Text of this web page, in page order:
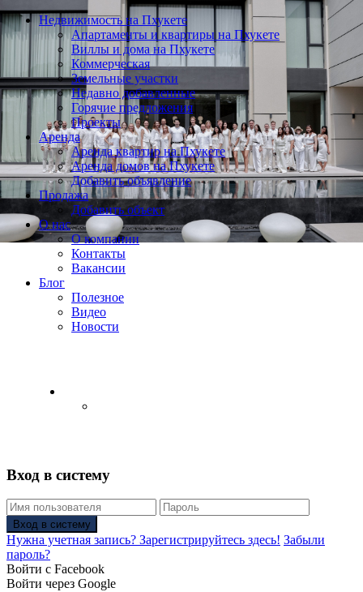
Недвижимость на Пхукете
Апартаменты и квартиры на Пхукете
Виллы и дома на Пхукете
Коммерческая
Земельные участки
Недавно добавленные
Горячие предложения
Проекты
Аренда
Аренда квартир на Пхукете
Аренда домов на Пхукете
Добавить объявление
Продажа
Добавить объект
О нас
О компании
Контакты
Вакансии
Блог
Полезное
Видео
Новости
Вход в систему
Вход в систему
Нужна учетная запись? Зарегистрируйтесь здесь! Забыли
пароль?
Войти с Facebook
Войти через Google